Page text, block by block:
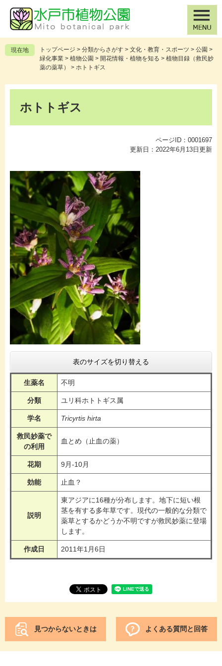
の
先
頭
ー
を
飛
現在地 トップページ > 分類からさがす > 文化・教育・スポーツ > 公園 >
緑化事業 > 植物公園 > 開花情報・植物を知る > 植物目録（救民妙
薬の薬草）
> ホトトギス
ホトトギス
ページID：0001697
更新日：2022年6月13日更新
表のサイズを切り替える
生薬名 不明
分類 ユリ科ホトトギス属
学名 Tricyrtis hirta
救民妙薬で
の利用
血とめ（止血の薬）
花期 9月-10月
効能 止血？
説明
東アジアに16種が分布します。地下に短い根
茎を有する多年草です。現代の一般的な分類で
薬草とするかどうか不明ですが救民妙薬に登場
します。
作成日 2011年1月6日
見つからないときは よくある質問と回答